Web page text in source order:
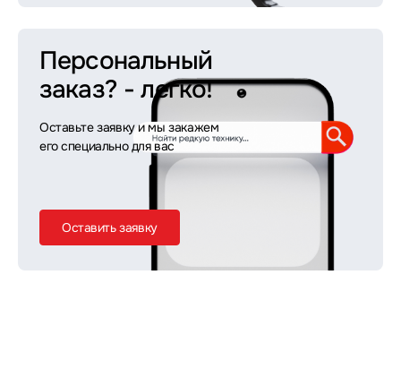
Персональный
заказ? - легко!
Оставьте заявку и мы закажем
его специально для вас
Оставить заявку